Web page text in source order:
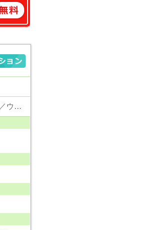
東京電力／公営水道／都市ガス／下水／対面キッチン／追い焚き／シャンプードレッサー／浴室換気乾燥機／ウォシュレット／システムキッチン／食器洗浄乾燥器／浄水器／フローリング／クローゼット／エレベータ／駐輪場／バイク置場／角部屋